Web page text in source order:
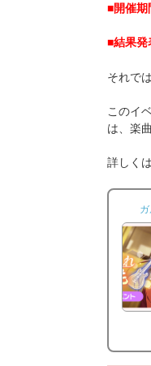
■開催
■結果発
それで
このイ
は、楽
詳しく